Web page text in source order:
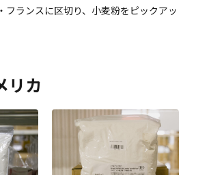
フランスに区切り、小麦粉をピックアッ
リカ